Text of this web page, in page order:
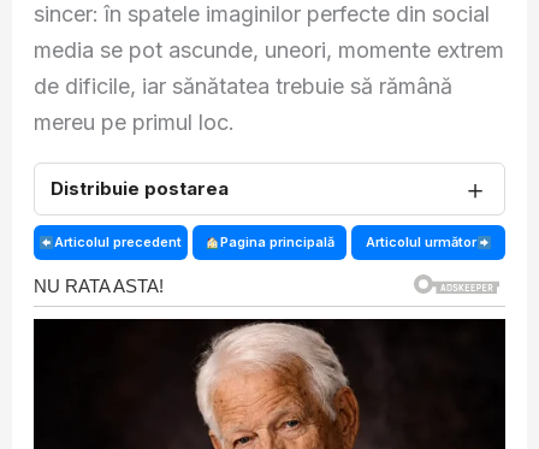
sincer: în spatele imaginilor perfecte din social
media se pot ascunde, uneori, momente extrem
de dificile, iar sănătatea trebuie să rămână
mereu pe primul loc.
Distribuie postarea ＋
Articolul precedent Pagina principală Articolul următor